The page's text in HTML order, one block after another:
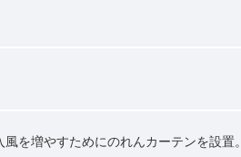
を増やすためにのれんカーテンを設置。